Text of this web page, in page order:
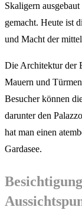
Skaligern
gemacht. Heute ist
und Macht der
Die Architektur der
Mauern und
Besucher können
darunter den
hat man einen
Gardasee.